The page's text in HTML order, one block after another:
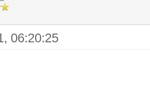
06:20:25